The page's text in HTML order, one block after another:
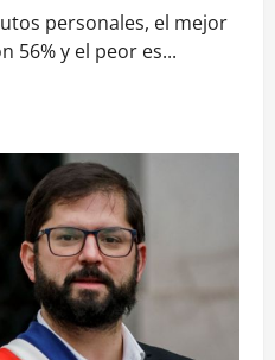
personales, el mejor
56% y el peor es...